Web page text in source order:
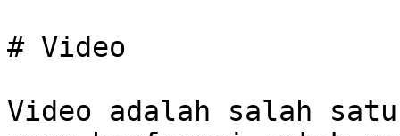
# Video
Video adalah salah